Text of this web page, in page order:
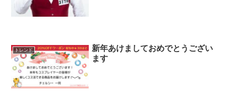
トレンド
新年あけましておめでとうござい
ます